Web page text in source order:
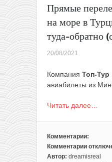
Прямые
на море в
туда-обратно
20/08/2021
Компания Топ-Тур
авиабилеты из
Читать далее…
Комментарии:
Комментарии
к
Автор: dreamisreal